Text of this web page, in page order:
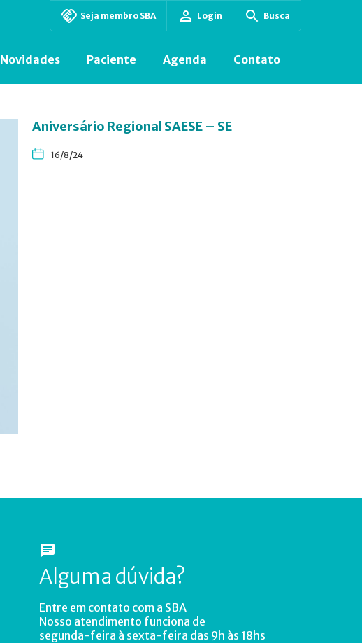
Seja membro SBA Login Busca
Novidades Paciente Agenda Contato
Aniversário Regional SAESE – SE
16/8/24
Alguma dúvida?
Entre em contato com a SBA
Nosso atendimento funciona de
segunda-feira à sexta-feira das 9h às 18hs